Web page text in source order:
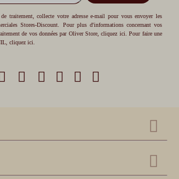
traitement, collecte votre adresse e-mail pour vous envoyer les
Stores-Discount. Pour plus d'informations concernant vos
de vos données par Oliver Store,cliquez ici . Pour faire une
cliquez ici